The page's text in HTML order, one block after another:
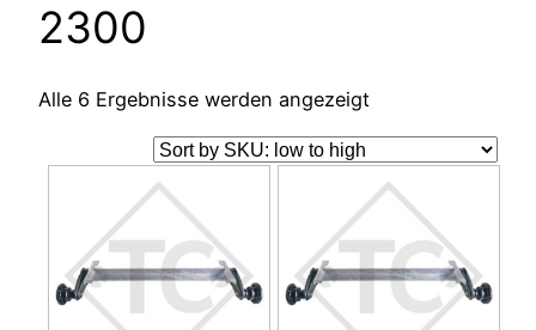
2300
Alle 6 Ergebnisse werden angezeigt
weist
mehrere
Varianten
weist
mehrere
Varianten